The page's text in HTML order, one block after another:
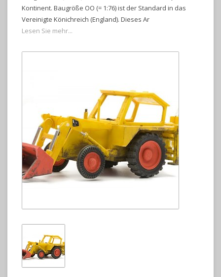
Kontinent. Baugröße OO (= 1:76) ist der Standard in das
Vereinigte Könichreich (England). Dieses Ar
Lesen Sie mehr...